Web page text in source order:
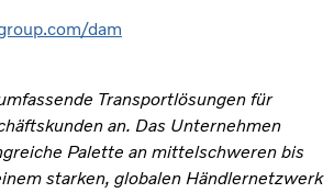
dam
Transportlösungen für
an. Das Unternehmen
Palette an mittelschweren bis
starken, globalen Händlernetzwerk